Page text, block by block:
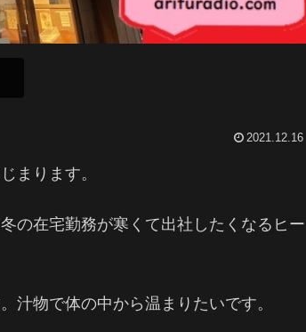
2021.12.16
まります。
の在宅勤務が寒くて出社したくなるヒー
汁物で体の中から温まりたいです。